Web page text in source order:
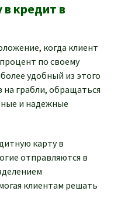
кредит в
когда клиент
по своему
удобный из этого
на грабли, обращаться
и надежные
карту в
отправляются в
клиентам решать